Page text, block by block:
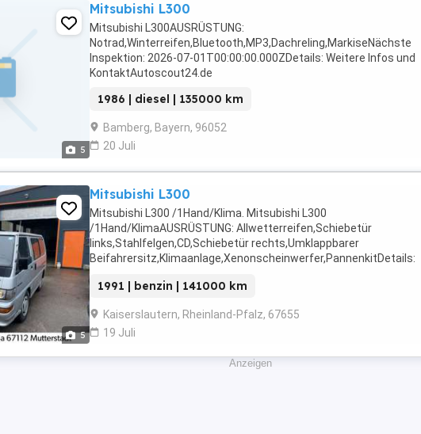
5
Mitsubishi L300
Mitsubishi L300AUSRÜSTUNG:
Notrad,Winterreifen,Bluetooth,MP3,Dachreling,MarkiseNächste
Inspektion: 2026-07-01T00:00:00.000ZDetails: Weitere Infos und
KontaktAutoscout24.de
1986 | diesel | 135000 km
Bamberg, Bayern, 96052
20 Juli
5
Mitsubishi L300
Mitsubishi L300 /1Hand/Klima. Mitsubishi L300
/1Hand/KlimaAUSRÜSTUNG: Allwetterreifen,Schiebetür
links,Stahlfelgen,CD,Schiebetür rechts,Umklappbarer
Beifahrersitz,Klimaanlage,Xenonscheinwerfer,PannenkitDetails:
1991 | benzin | 141000 km
Kaiserslautern, Rheinland-Pfalz, 67655
19 Juli
Anzeigen